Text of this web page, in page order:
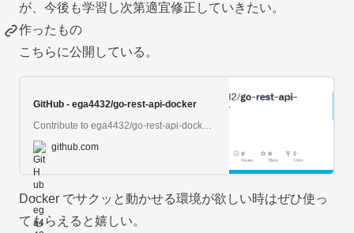
が、今後も学習し次第適宜修正していきたい。
作ったもの
こちらに公開している。
GitHub - ega4432/go-rest-api-docker
Contribute to ega4432/go-rest-api-docker development by creating an account on GitHub.
github.com
Docker でサクッと動かせる環境が欲しい時はぜひ使っ
てもらえると嬉しい。